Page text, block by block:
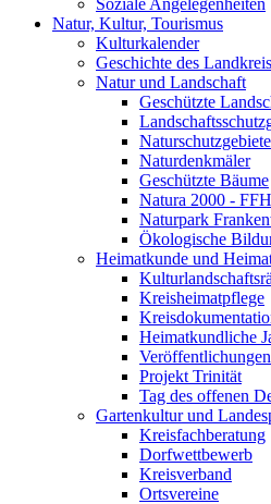
Soziale Angelegenheiten
Natur, Kultur, Tourismus
Kulturkalender
Geschichte des
Natur und Landschaft
Geschützte
Naturschutzgebiete
Naturdenkmäler
Geschützte Bäume
Natura 2000 -
Naturpark
Ökologische
Heimatkunde und
Kreisheimatpflege
Heimatkundliche
Projekt Trinität
Tag des offenen
Gartenkultur und
Kreisfachberatung
Dorfwettbewerb
Kreisverband
Ortsvereine